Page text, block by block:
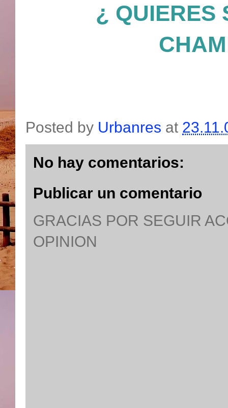
¿ QUIERES
Posted by Urbanres at
No hay comentarios:
Publicar un comentario
GRACIAS POR SEGUIR
OPINION